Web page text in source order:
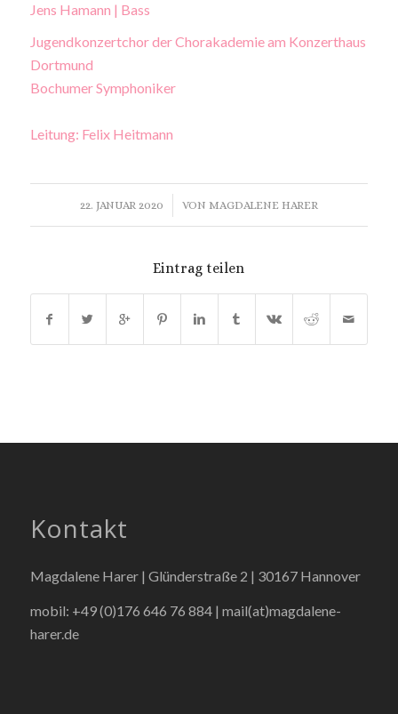
Jens Hamann | Bass
Jugendkonzertchor der Chorakademie am Konzerthaus
Dortmund
Bochumer Symphoniker
Leitung: Felix Heitmann
22. JANUAR 2020
/ VON MAGDALENE HARER
Eintrag teilen
Kontakt
Magdalene Harer | Glünderstraße 2 | 30167 Hannover
mobil: +49 (0)176 646 76 884 | mail(at)magdalene-
harer.de